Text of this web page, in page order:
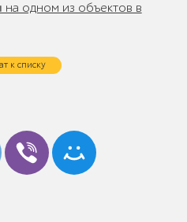
на одном из объектов в
к списку